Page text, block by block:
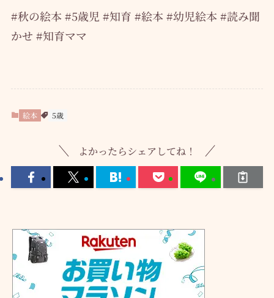
#秋の絵本 #5歳児 #知育 #絵本 #幼児絵本 #読み聞
かせ #知育ママ
絵本 5歳
よかったらシェアしてね！